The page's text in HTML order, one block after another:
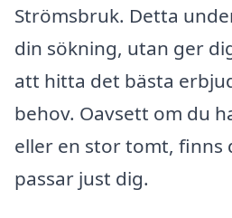
Strömsbruk. Detta
din sökning, utan ger
att hitta det bästa
behov. Oavsett om du
eller en stor tomt, finns
passar just dig.